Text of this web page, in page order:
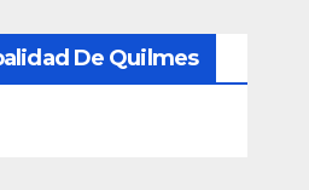
De Quilmes